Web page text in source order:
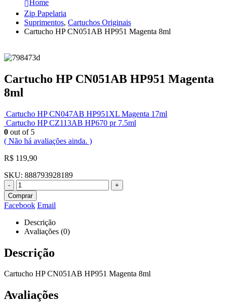
Home
Zip Papelaria
Suprimentos, Cartuchos Originais
Cartucho HP CN051AB HP951 Magenta 8ml
Cartucho HP CN051AB HP951 Magenta
8ml
Cartucho HP CN047AB HP951XL Magenta 17ml
Cartucho HP CZ113AB HP670 pr 7.5ml
0 out of 5
( Não há avaliações ainda. )
R$ 119,90
SKU: 888793928189
-
+
Comprar
Facebook Email
Descrição
Avaliações (0)
Descrição
Cartucho HP CN051AB HP951 Magenta 8ml
Avaliações